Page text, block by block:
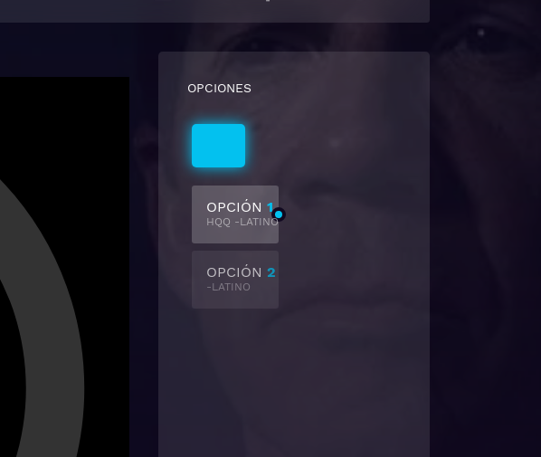
OPCIONES
OPCIÓN 1
HQQ -LATINO
OPCIÓN 2
-LATINO